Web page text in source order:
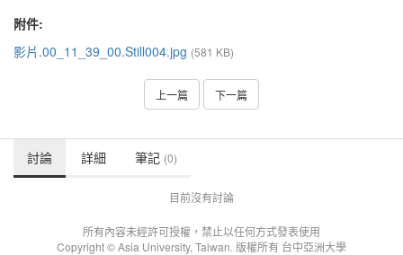
附件:
影片.00_11_39_00.Still004.jpg (581 KB)
上一篇 下一篇
討論 詳細 筆記 (0)
目前沒有討論
所有內容未經許可授權，禁止以任何方式發表使用
Copyright © Asia University, Taiwan. 版權所有 台中亞洲大學